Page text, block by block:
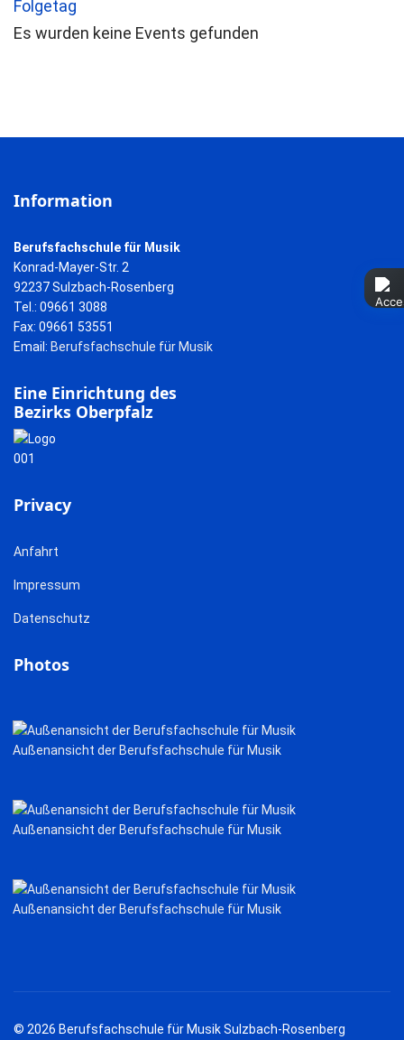
Folgetag
Es wurden keine Events gefunden
Information
Berufsfachschule für Musik
Konrad-Mayer-Str. 2
92237 Sulzbach-Rosenberg
Tel.: 09661 3088
Fax: 09661 53551
Email: Berufsfachschule für Musik
Eine Einrichtung des
Bezirks Oberpfalz
Privacy
Anfahrt
Impressum
Datenschutz
Photos
Außenansicht der Berufsfachschule für Musik
Außenansicht der Berufsfachschule für Musik
Außenansicht der Berufsfachschule für Musik
© 2026 Berufsfachschule für Musik Sulzbach-Rosenberg